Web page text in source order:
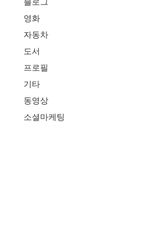
블로그
영화
자동차
도서
프로필
기타
동영상
소셜마케팅